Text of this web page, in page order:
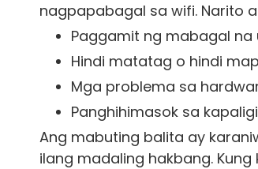
nagpapabagal sa wifi. Narito
Paggamit ng mabagal na
Hindi matatag o hindi
Mga problema sa
Panghihimasok sa
Ang mabuting balita ay
ilang madaling hakbang.